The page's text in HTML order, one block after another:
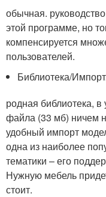
обычная.
этой программе, но
компенсируется
пользователей.
Библиотека/
родная библиотека,
файла (33 мб) ничем
удобный импорт
одна из наиболее
тематики – его
Нужную мебель
стоит.